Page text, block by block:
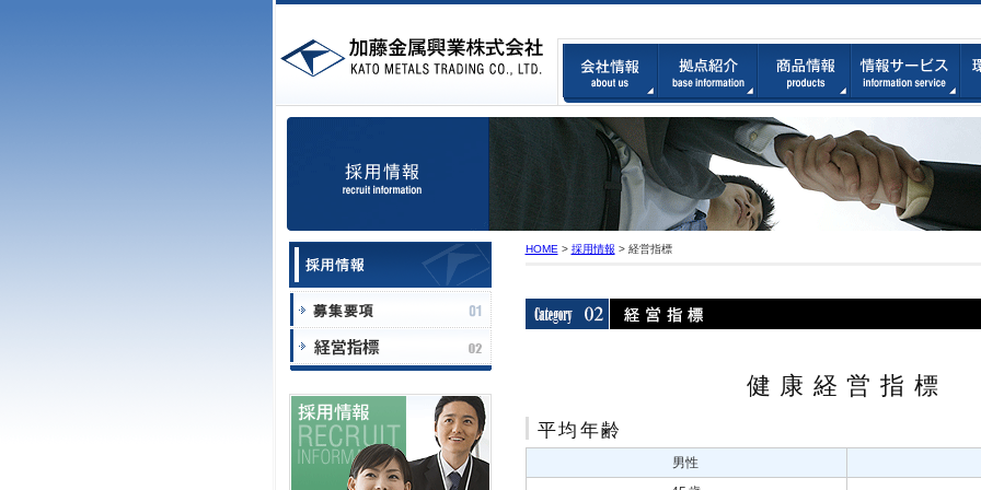
HOME > 採用情報 > 経営指標
健康経営指標
平均年齢
男性